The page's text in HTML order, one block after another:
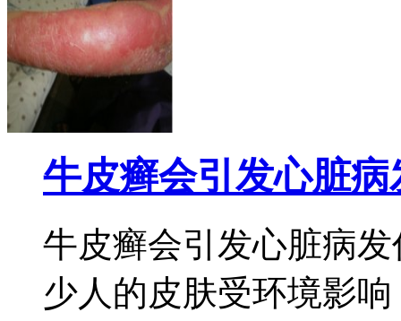
牛皮癣会引发心脏病
牛皮癣会引发心脏病
少人的皮肤受环境影